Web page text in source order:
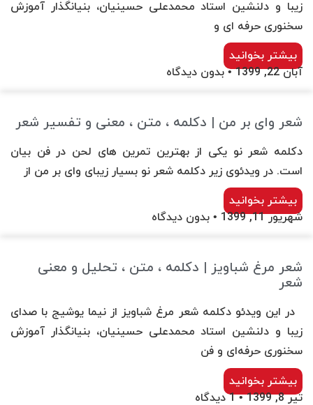
زیبا و دلنشین استاد محمدعلی حسینیان، بنیانگذار آموزش
سخنوری حرفه ای و
بیشتر بخوانید
آبان 22, 1399
بدون دیدگاه
شعر وای بر من | دکلمه ، متن ، معنی و تفسیر شعر
دکلمه شعر نو یکی از بهترین تمرین های لحن در فن بیان
است. در ویدئوی زیر دکلمه شعر نو بسیار زیبای وای بر من از
بیشتر بخوانید
شهریور 11, 1399
بدون دیدگاه
شعر مرغ شباویز | دکلمه ، متن ، تحلیل و معنی
شعر
در این ویدئو دکلمه شعر مرغ شباویز از نیما یوشیج با صدای
زیبا و دلنشین استاد محمدعلی حسینیان، بنیانگذار آموزش
سخنوری حرفه‌ای و فن
بیشتر بخوانید
تیر 8, 1399
1 دیدگاه